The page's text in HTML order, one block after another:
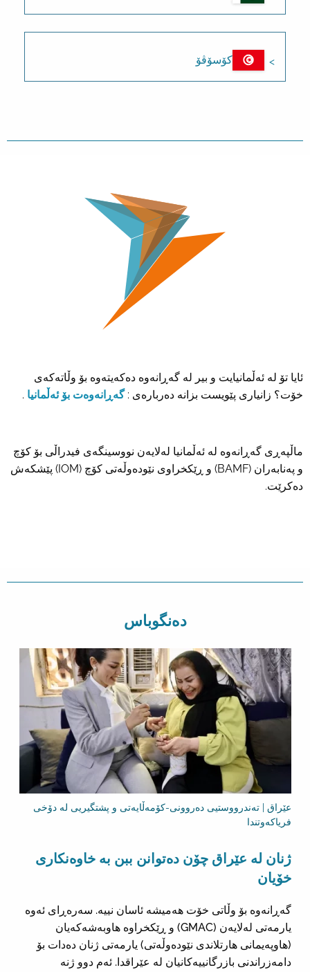
کۆسۆڤۆ
ئایا تۆ لە ئەڵمانیایت و بیر لە گەڕانەوە دەکەیتەوە بۆ وڵاتەکەی
خۆت؟ زانیاری پێویست بزانە دەربارەی :گەڕانەوەت بۆ ئەڵمانیا .
ماڵپەڕی گەڕانەوە لە ئەڵمانیا لەلایەن نووسینگەی فیدراڵی بۆ کۆچ
و پەنابەران (BAMF) و ڕێکخراوی نێودەوڵەتی کۆچ (IOM) پێشکەش
دەکرێت.
دەنگوباس
عێراق | تەندرووستیی دەروونی-کۆمەڵایەتی و پشتگیریی لە دۆخی
فریاکەوتندا
ژنان لە عێراق چۆن دەتوانن ببن بە خاوەنکاری
خۆیان
گەڕانەوە بۆ وڵاتی خۆت هەمیشە ئاسان نییە. سەرەڕای ئەوە
یارمەتی لەلایەن (GMAC) و ڕێکخراوە هاوبەشەکەیان
(هاوپەیمانی هارتلاندی نێودەوڵەتی) یارمەتی ژنان دەدات بۆ
دامەزراندنی بازرگانییەکانیان لە عێراقدا. ئەم دوو ژنە